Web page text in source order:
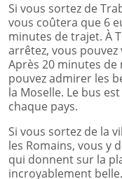
Si vous sortez de
vous coûtera que 6
minutes de trajet. À
arrêtez, vous
Après 20 minutes de
pouvez admirer les
la Moselle. Le bus
chaque pays.
Si vous sortez de la
les Romains, vous y
qui donnent sur la
incroyablement